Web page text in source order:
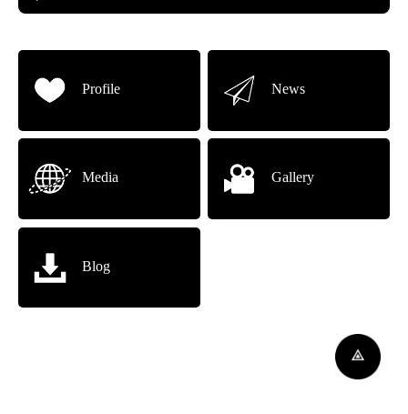
Profile News
Media Gallery
Blog